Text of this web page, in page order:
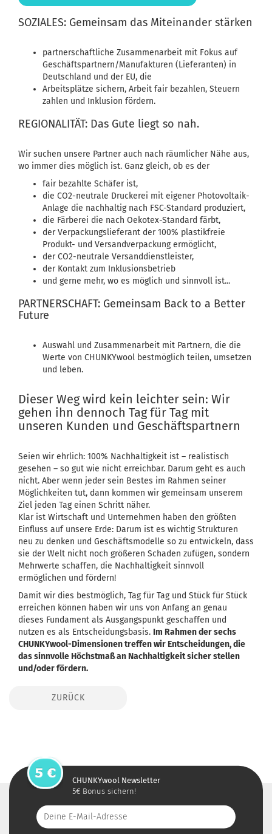
SOZIALES: Gemeinsam das Miteinander stärken
partnerschaftliche Zusammenarbeit mit Fokus auf
Geschäftspartnern/Manufakturen (Lieferanten) in
Deutschland und der EU, die
Arbeitsplätze sichern, Arbeit fair bezahlen, Steuern
zahlen und Inklusion fördern.
REGIONALITÄT: Das Gute liegt so nah.
Wir suchen unsere Partner auch nach räumlicher Nähe aus,
wo immer dies möglich ist. Ganz gleich, ob es der
fair bezahlte Schäfer ist,
die CO2-neutrale Druckerei mit eigener Photovoltaik-
Anlage die nachhaltig nach FSC-Standard produziert,
die Färberei die nach Oekotex-Standard färbt,
der Verpackungslieferant der 100% plastikfreie
Produkt- und Versandverpackung ermöglicht,
der CO2-neutrale Versanddienstleister,
der Kontakt zum Inklusionsbetrieb
und gerne mehr, wo es möglich und sinnvoll ist...
PARTNERSCHAFT: Gemeinsam Back to a Better
Future
Auswahl und Zusammenarbeit mit Partnern, die die
Werte von CHUNKYwool bestmöglich teilen, umsetzen
und leben.
Dieser Weg wird kein leichter sein: Wir
gehen ihn dennoch Tag für Tag mit
unseren Kunden und Geschäftspartnern
Seien wir ehrlich: 100% Nachhaltigkeit ist – realistisch
gesehen – so gut wie nicht erreichbar. Darum geht es auch
nicht. Aber wenn jeder sein Bestes im Rahmen seiner
Möglichkeiten tut, dann kommen wir gemeinsam unserem
Ziel jeden Tag einen Schritt näher.
Klar ist Wirtschaft und Unternehmen haben den größten
Einfluss auf unsere Erde: Darum ist es wichtig Strukturen
neu zu denken und Geschäftsmodelle so zu entwickeln, dass
sie der Welt nicht noch größeren Schaden zufügen, sondern
Mehrwerte schaffen, die Nachhaltigkeit sinnvoll
ermöglichen und fördern!
Damit wir dies bestmöglich, Tag für Tag und Stück für Stück
erreichen können haben wir uns von Anfang an genau
dieses Fundament als Ausgangspunkt geschaffen und
nutzen es als Entscheidungsbasis. Im Rahmen der sechs
CHUNKYwool-Dimensionen treffen wir Entscheidungen, die
das sinnvolle Höchstmaß an Nachhaltigkeit sicher stellen
und/oder fördern.
ZURÜCK
CHUNKYwool Newsletter
5€ Bonus sichern!